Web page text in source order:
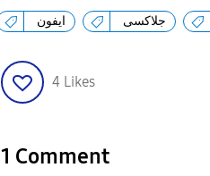
ايفون جلاكسى
4 Likes
1 Comment